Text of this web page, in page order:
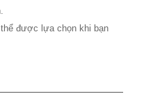
được lựa chọn khi bạn